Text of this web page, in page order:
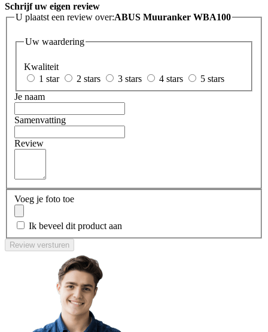
Schrijf uw eigen review
U plaatst een review over:ABUS Muuranker WBA100
Uw waardering
Kwaliteit
1 star
2 stars 3 stars 4 stars
5 stars
Je naam
Samenvatting
Review
Voeg je foto toe
Ik beveel dit product aan
Review versturen